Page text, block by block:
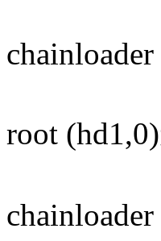
root